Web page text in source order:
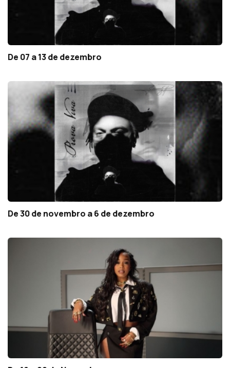
De 07 a 13 de dezembro
De 30 de novembro a 6 de dezembro